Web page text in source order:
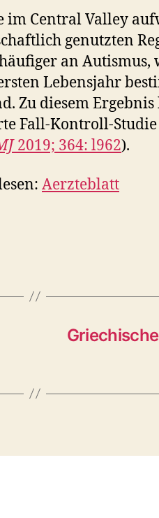
im Central Valley
genutzten
an Autismus,
Lebensjahr
Zu diesem
Fall-Kontroll-
2019; 364: l962).
Aerzteblatt